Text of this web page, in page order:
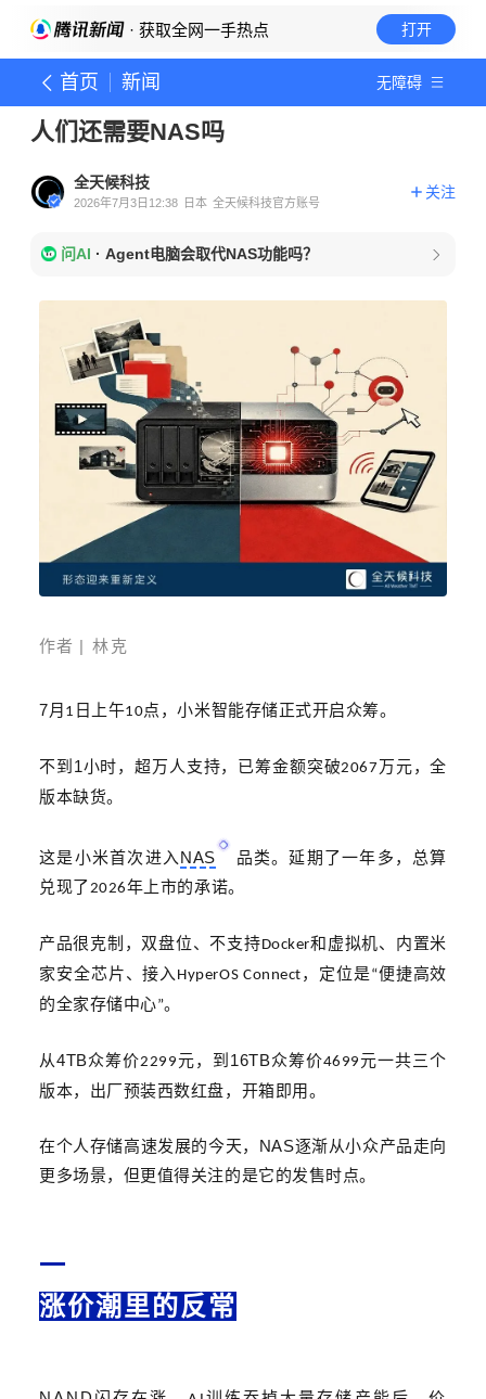
· 获取全网一手热点 打开
首页 新闻 无障碍
人们还需要NAS吗
全天候科技
2026年7月3日12:38 日本 全天候科技官方账号
关注
问AI · Agent电脑会取代NAS功能吗？
作者 |林克
7月 1 日上午10点，小米智能存储正式开启众筹。
不到 1小时，超万人支持，已筹金额突破2067 万元，全
版本缺货。
这是小米首次进入NAS
品类。延期了一年多，总算
兑现了 2026年上市的承诺。
产品很克制，双盘位、不支持Docker和虚拟机、内置米
家安全芯片、接入 HyperOS Connect ，定位是“便捷高效
的全家存储中心”。
从4TB众筹价2299元， 到 16TB众筹价4699元一共三个
版本，出厂预装西数红盘，开箱即用。
在个人存储高速发展的今天， NAS逐渐从小众产品走向
更多场景，但更值得关注的是它的发售时点。
一
涨价潮里的反常